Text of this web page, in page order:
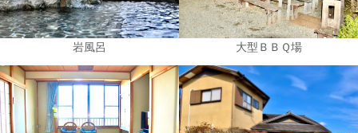
岩風呂 大型ＢＢＱ場